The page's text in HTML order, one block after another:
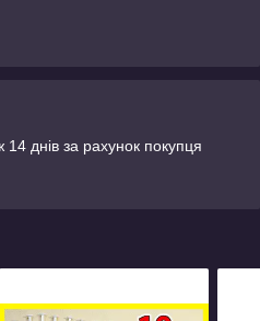
днів за рахунок покупця